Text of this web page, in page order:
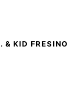
KID FRESINO